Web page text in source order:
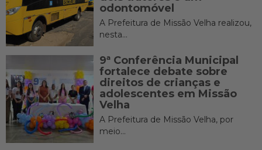
odontomóvel
A Prefeitura de Missão Velha realizou,
nesta...
9ª Conferência Municipal
fortalece debate sobre
direitos de crianças e
adolescentes em Missão
Velha
A Prefeitura de Missão Velha, por
meio...